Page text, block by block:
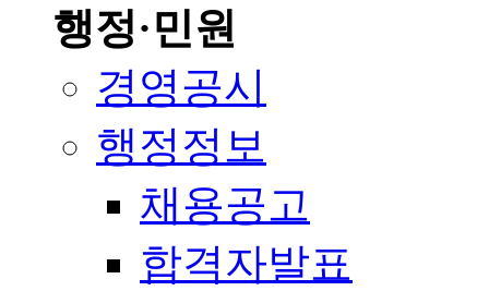
행정·민원
경영공시
행정정보
채용공고
합격자발표